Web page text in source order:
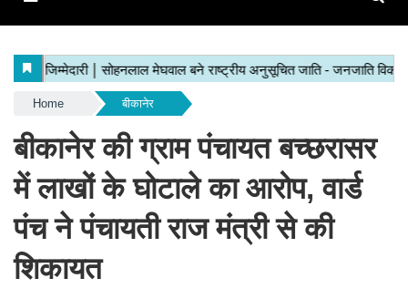
Home बीकानेर
बीकानेर की ग्राम पंचायत बच्छरासर
में लाखों के घोटाले का आरोप, वार्ड
पंच ने पंचायती राज मंत्री से की
शिकायत